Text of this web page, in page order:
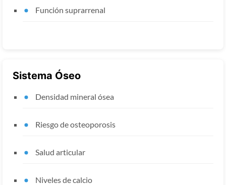
Función suprarrenal
Sistema Óseo
Densidad mineral ósea
Riesgo de osteoporosis
Salud articular
Niveles de calcio